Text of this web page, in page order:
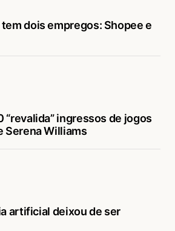
dois empregos: Shopee e
“revalida” ingressos de jogos
Serena Williams
artificial deixou de ser